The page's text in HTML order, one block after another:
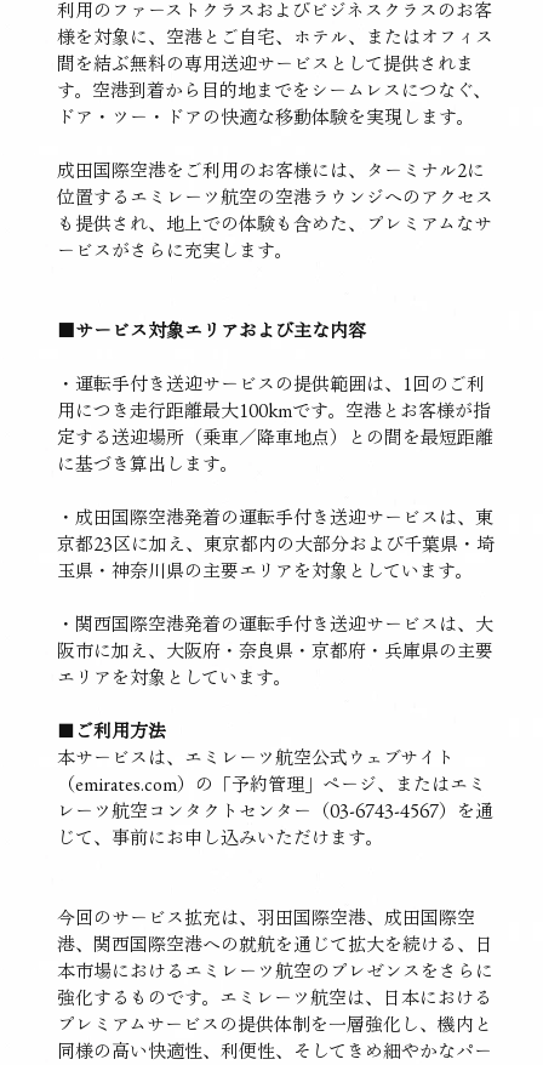
利用のファーストクラスおよびビジネスクラスのお客
様を対象に、空港とご自宅、ホテル、またはオフィス
間を結ぶ無料の専用送迎サービスとして提供されま
す。空港到着から目的地までをシームレスにつなぐ、
ドア・ツー・ドアの快適な移動体験を実現します。
成田国際空港をご利用のお客様には、ターミナル2に
位置するエミレーツ航空の空港ラウンジへのアクセス
も提供され、地上での体験も含めた、プレミアムなサ
ービスがさらに充実します。
■サービス対象エリアおよび主な内容
・運転手付き送迎サービスの提供範囲は、1回のご利
用につき走行距離最大100kmです。空港とお客様が指
定する送迎場所（乗車／降車地点）との間を最短距離
に基づき算出します。
・成田国際空港発着の運転手付き送迎サービスは、東
京都23区に加え、東京都内の大部分および千葉県・埼
玉県・神奈川県の主要エリアを対象としています。
・関西国際空港発着の運転手付き送迎サービスは、大
阪市に加え、大阪府・奈良県・京都府・兵庫県の主要
エリアを対象としています。
ご利用方法
本サービスは、エミレーツ航空公式ウェブサイト
（emirates.com）の「予約管理」ページ、またはエミ
レーツ航空コンタクトセンター（03-6743-4567）を通
じて、事前にお申し込みいただけます。
今回のサービス拡充は、羽田国際空港、成田国際空
港、関西国際空港への就航を通じて拡大を続ける、日
本市場におけるエミレーツ航空のプレゼンスをさらに
強化するものです。エミレーツ航空は、日本における
プレミアムサービスの提供体制を一層強化し、機内と
同様の高い快適性、利便性、そしてきめ細やかなパー